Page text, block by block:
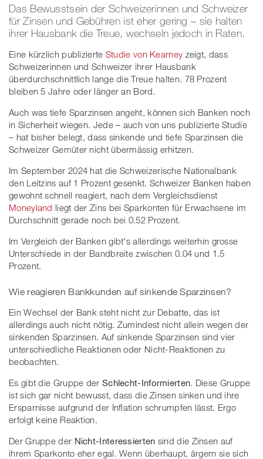
Das Bewusstsein der Schweizerinnen und Schweizer
für Zinsen und Gebühren ist eher gering – sie halten
ihrer Hausbank die Treue, wechseln jedoch in Raten.
Eine kürzlich publizierte Studie von Kearney zeigt, dass
Schweizerinnen und Schweizer ihrer Hausbank
überdurchschnittlich lange die Treue halten. 78 Prozent
bleiben 5 Jahre oder länger an Bord.
Auch was tiefe Sparzinsen angeht, können sich Banken noch
in Sicherheit wiegen. Jede – auch von uns publizierte Studie
– hat bisher belegt, dass sinkende und tiefe Sparzinsen die
Schweizer Gemüter nicht übermässig erhitzen.
Im September 2024 hat die Schweizerische Nationalbank
den Leitzins auf 1 Prozent gesenkt. Schweizer Banken haben
gewohnt schnell reagiert, nach dem Vergleichsdienst
Moneyland liegt der Zins bei Sparkonten für Erwachsene im
Durchschnitt gerade noch bei 0.52 Prozent.
Im Vergleich der Banken gibt's allerdings weiterhin grosse
Unterschiede in der Bandbreite zwischen 0.04 und 1.5
Prozent.
Wie reagieren Bankkunden auf sinkende Sparzinsen?
Ein Wechsel der Bank steht nicht zur Debatte, das ist
allerdings auch nicht nötig. Zumindest nicht allein wegen der
sinkenden Sparzinsen. Auf sinkende Sparzinsen sind vier
unterschiedliche Reaktionen oder Nicht-Reaktionen zu
beobachten.
Es gibt die Gruppe der Schlecht-Informierten . Diese Gruppe
ist sich gar nicht bewusst, dass die Zinsen sinken und ihre
Ersparnisse aufgrund der Inflation schrumpfen lässt. Ergo
erfolgt keine Reaktion.
Der Gruppe der Nicht-Interessierten sind die Zinsen auf
ihrem Sparkonto eher egal. Wenn überhaupt, ärgern sie sich